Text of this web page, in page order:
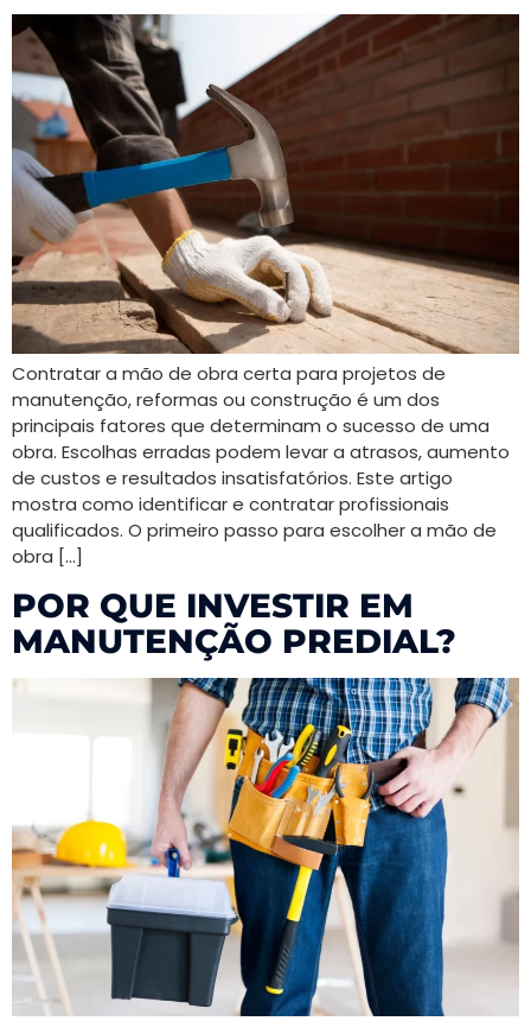
Contratar a mão de obra certa para projetos de
manutenção, reformas ou construção é um dos
principais fatores que determinam o sucesso de uma
obra. Escolhas erradas podem levar a atrasos, aumento
de custos e resultados insatisfatórios. Este artigo
mostra como identificar e contratar profissionais
qualificados. O primeiro passo para escolher a mão de
obra […]
POR QUE INVESTIR EM
MANUTENÇÃO PREDIAL?